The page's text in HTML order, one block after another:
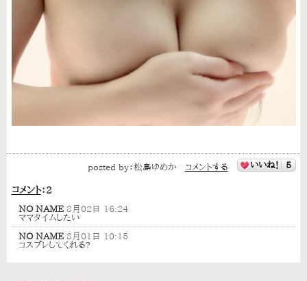
posted by： 松島ゆめか コメントする いいね！ 5
コメント： 2
NO NAME 8月02日 16:24
ママタイムしたい
NO NAME 8月01日 10:15
コスプレしてくれる?